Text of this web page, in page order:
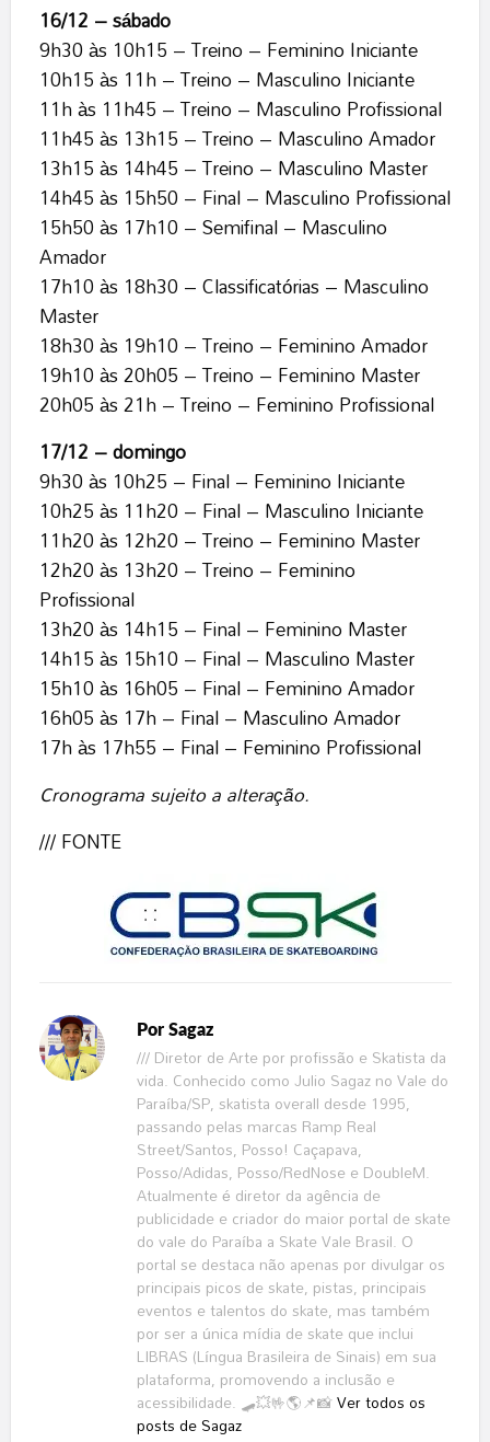
16/12 – sábado
9h30 às 10h15 – Treino – Feminino Iniciante
10h15 às 11h – Treino – Masculino Iniciante
11h às 11h45 – Treino – Masculino Profissional
11h45 às 13h15 – Treino – Masculino Amador
13h15 às 14h45 – Treino – Masculino Master
14h45 às 15h50 – Final – Masculino Profissional
15h50 às 17h10 – Semifinal – Masculino
Amador
17h10 às 18h30 – Classificatórias – Masculino
Master
18h30 às 19h10 – Treino – Feminino Amador
19h10 às 20h05 – Treino – Feminino Master
20h05 às 21h – Treino – Feminino Profissional
17/12 – domingo
9h30 às 10h25 – Final – Feminino Iniciante
10h25 às 11h20 – Final – Masculino Iniciante
11h20 às 12h20 – Treino – Feminino Master
12h20 às 13h20 – Treino – Feminino
Profissional
13h20 às 14h15 – Final – Feminino Master
14h15 às 15h10 – Final – Masculino Master
15h10 às 16h05 – Final – Feminino Amador
16h05 às 17h – Final – Masculino Amador
17h às 17h55 – Final – Feminino Profissional
Cronograma sujeito a alteração.
/// FONTE
Por Sagaz
/// Diretor de Arte por profissão e Skatista da
vida. Conhecido como Julio Sagaz no Vale do
Paraíba/SP, skatista overall desde 1995,
passando pelas marcas Ramp Real
Street/Santos, Posso! Caçapava,
Posso/Adidas, Posso/RedNose e DoubleM.
Atualmente é diretor da agência de
publicidade e criador do maior portal de skate
do vale do Paraíba a Skate Vale Brasil. O
portal se destaca não apenas por divulgar os
principais picos de skate, pistas, principais
eventos e talentos do skate, mas também
por ser a única mídia de skate que inclui
LIBRAS (Língua Brasileira de Sinais) em sua
plataforma, promovendo a inclusão e
acessibilidade. 🛹💥🤟🌎📌📸Ver todos os
posts de Sagaz